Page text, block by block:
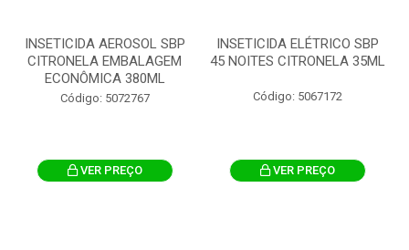
INSETICIDA AEROSOL SBP
CITRONELA EMBALAGEM
ECONÔMICA 380ML
Código: 5072767
VER PREÇO
INSETICIDA ELÉTRICO SBP
45 NOITES CITRONELA 35ML
Código: 5067172
VER PREÇO